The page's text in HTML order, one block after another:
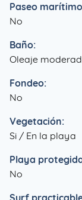
Paseo
No
Baño:
Oleaje
Fondeo:
No
Vegetación:
Si / En la playa
Playa
No
Surf